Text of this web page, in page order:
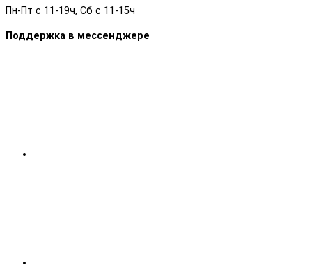
Пн-Пт с 11-19ч, Сб с 11-15ч
Поддержка в мессенджере